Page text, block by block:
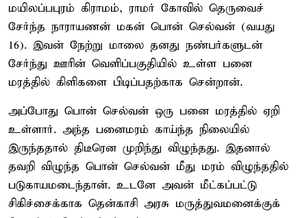
மயிலப்பபுரம் கிராமம், ராமர் கோவில் தெருவைச்
சேர்ந்த நாராயணன் மகன் பொன் செல்வன் (வயது
16). இவன் நேற்று மாலை தனது நண்பர்களுடன்
சேர்ந்து ஊரின் வெளிப்பகுதியில் உள்ள பனை
மரத்தில் கிளிகளை பிடிப்பதற்காக சென்றான்.
அப்போது பொன் செல்வன் ஒரு பனை மரத்தில் ஏறி
உள்ளார். அந்த பனைமரம் காய்ந்த நிலையில்
இருந்ததால் திடீரென முறிந்து விழுந்தது. இதனால்
தவறி விழுந்த பொன் செல்வன் மீது மரம் விழுந்ததில்
படுகாயமடைந்தான். உடனே அவன் மீட்கப்பட்டு
சிகிச்சைக்காக தென்காசி அரசு மருத்துவமனைக்குக்